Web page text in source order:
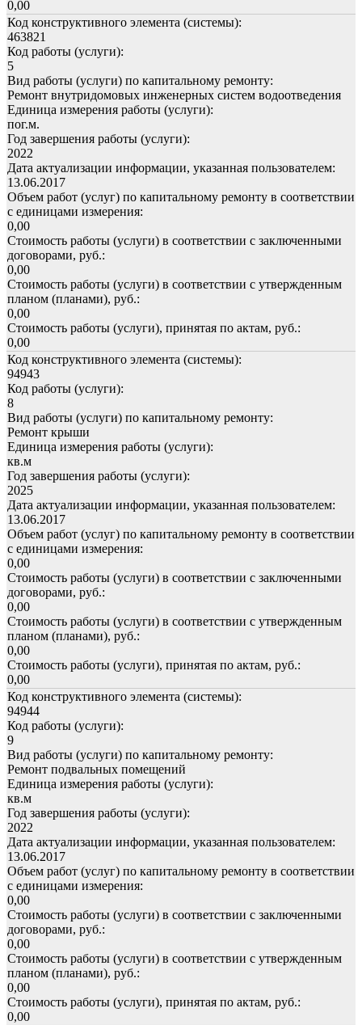
0,00
Код конструктивного элемента (системы):
463821
Код работы (услуги):
5
Вид работы (услуги) по капитальному ремонту:
Ремонт внутридомовых инженерных систем водоотведения
Единица измерения работы (услуги):
пог.м.
Год завершения работы (услуги):
2022
Дата актуализации информации, указанная пользователем:
13.06.2017
Объем работ (услуг) по капитальному ремонту в соответствии
с единицами измерения:
0,00
Стоимость работы (услуги) в соответствии с заключенными
договорами, руб.:
0,00
Стоимость работы (услуги) в соответствии с утвержденным
планом (планами), руб.:
0,00
Стоимость работы (услуги), принятая по актам, руб.:
0,00
Код конструктивного элемента (системы):
94943
Код работы (услуги):
8
Вид работы (услуги) по капитальному ремонту:
Ремонт крыши
Единица измерения работы (услуги):
кв.м
Год завершения работы (услуги):
2025
Дата актуализации информации, указанная пользователем:
13.06.2017
Объем работ (услуг) по капитальному ремонту в соответствии
с единицами измерения:
0,00
Стоимость работы (услуги) в соответствии с заключенными
договорами, руб.:
0,00
Стоимость работы (услуги) в соответствии с утвержденным
планом (планами), руб.:
0,00
Стоимость работы (услуги), принятая по актам, руб.:
0,00
Код конструктивного элемента (системы):
94944
Код работы (услуги):
9
Вид работы (услуги) по капитальному ремонту:
Ремонт подвальных помещений
Единица измерения работы (услуги):
кв.м
Год завершения работы (услуги):
2022
Дата актуализации информации, указанная пользователем:
13.06.2017
Объем работ (услуг) по капитальному ремонту в соответствии
с единицами измерения:
0,00
Стоимость работы (услуги) в соответствии с заключенными
договорами, руб.:
0,00
Стоимость работы (услуги) в соответствии с утвержденным
планом (планами), руб.:
0,00
Стоимость работы (услуги), принятая по актам, руб.:
0,00